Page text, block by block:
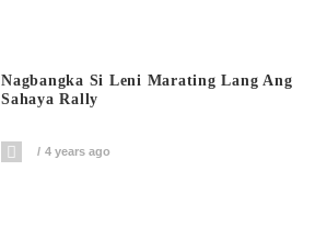
Nagbangka Si Leni Marating Lang Ang
Sahaya Rally
4 years ago